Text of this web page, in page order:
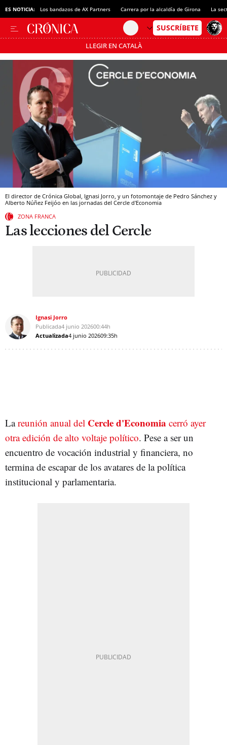
ES NOTICIA: Los bandazos de AX Partners Carrera por la alcaldía de Girona La
LLEGIR EN CATALÀ
Pásate al MODO AHORRO
El director de Crónica Global, Ignasi Jorro, y un fotomontaje de Pedro Sánchez y
Alberto Núñez Feijóo en las jornadas del Cercle d'Economia
ZONA FRANCA
Las lecciones del Cercle
Ignasi Jorro
Publicada4 junio 202600:44h
Actualizada4 junio 202609:35h
Lareunión anual del Cercle d'Economia cerró ayer
otra edición de alto voltaje político. Pese a ser un
encuentro de vocación industrial y financiera, no
termina de escapar de los avatares de la política
institucional y parlamentaria.